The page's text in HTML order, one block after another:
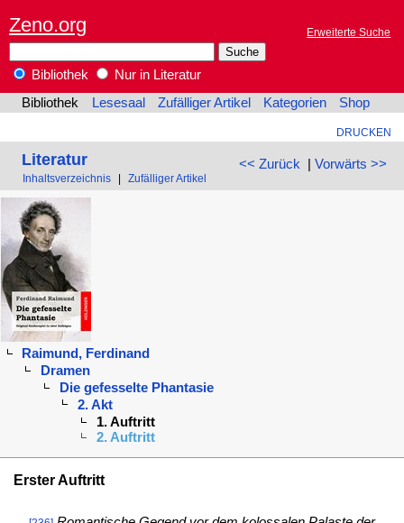
Zeno.org Erweiterte Suche
Bibliothek
Nur in Literatur
Bibliothek
Lesesaal Zufälliger Artikel Kategorien Shop
DRUCKEN
<< Zurück | Vorwärts >>
Literatur
Inhaltsverzeichnis Zufälliger Artikel
Raimund, Ferdinand
Dramen
Die gefesselte Phantasie
2. Akt
1. Auftritt
2. Auftritt
Erster Auftritt